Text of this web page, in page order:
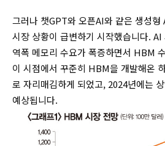
그러나 챗GPT와 오픈AI와 같은 생성형
시장 상황이 급변하기 시작했습니다.
역폭 메모리 수요가 폭증하면서 HBM
이 시점에서 꾸준히 HBM을 개발해온
로 자리매김하게 되었고, 2024년에는
예상됩니다.